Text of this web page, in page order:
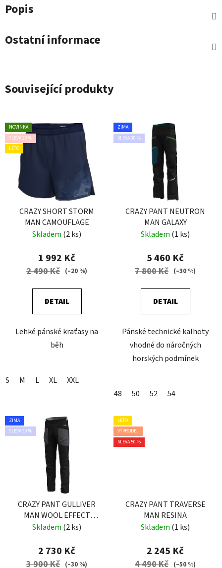
Popis
Ostatní informace
Související produkty
NOVINKA
SLEVA 20 %
LÉTO
CRAZY SHORT STORM
MAN CAMOUFLAGE
Skladem (2 ks)
1 992 Kč
2 490 Kč (–20 %)
DETAIL
Lehké pánské kraťasy na
běh
S M L XL XXL
ZIMA
SLEVA 30 %
CRAZY PANT NEUTRON
MAN GALAXY
Skladem (1 ks)
5 460 Kč
7 800 Kč (–30 %)
DETAIL
Pánské technické kalhoty
vhodné do náročných
horských podmínek
48 50 52 54
ZIMA
SLEVA 30 %
CRAZY PANT GULLIVER
MAN WOOL EFFECT
DARK GRAY
Skladem (2 ks)
2 730 Kč
3 900 Kč (–30 %)
LÉTO
VÝPRODEJ
SLEVA 50 %
CRAZY PANT TRAVERSE
MAN RESINA
Skladem (1 ks)
2 245 Kč
4 490 Kč (–50 %)